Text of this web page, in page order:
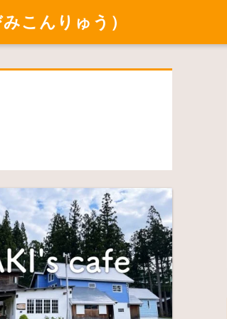
こんりゅう）